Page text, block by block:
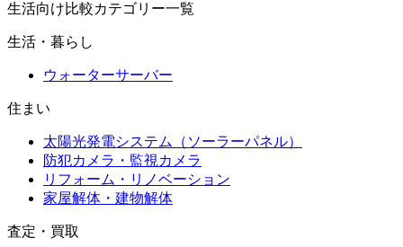
生活向け比較カテゴリー一覧
生活・暮らし
ウォーターサーバー
住まい
太陽光発電システム（ソーラーパネル）
防犯カメラ・監視カメラ
リフォーム・リノベーション
家屋解体・建物解体
査定・買取